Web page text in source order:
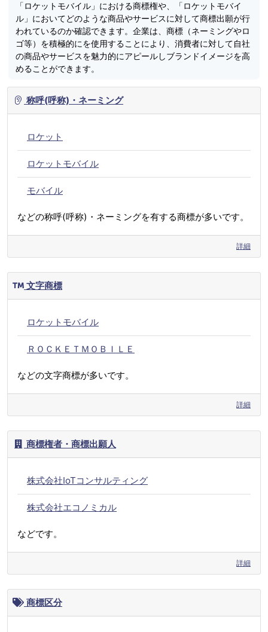
「ロケットモバイル」における商標権や、「ロケットモバイ
ル」においてどのような商品やサービスに対して商標出願が行
われているのか確認できます。企業は、商標（ネーミングやロ
ゴ等）を積極的にを使用することにより、消費者に対して自社
の商品やサービスを魅力的にアピールしブランドイメージを高
めることができます。
称呼(呼称)・ネーミング
ロケット
ロケットモバイル
モバイル
などの称呼(呼称)・ネーミングを有する商標が多いです。
詳細
文字商標
ロケットモバイル
ＲＯＣＫＥＴＭＯＢＩＬＥ
などの文字商標が多いです。
詳細
商標権者・商標出願人
株式会社IoTコンサルティング
株式会社エコノミカル
などです。
詳細
商標区分